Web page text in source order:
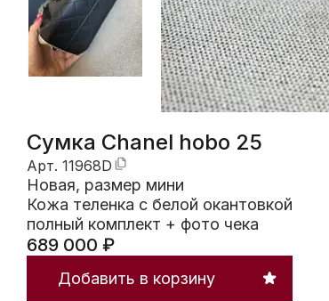
Сумка Chanel hobo 25
Арт. 11968D
Новая, размер мини
Кожа теленка с белой окантовкой
полный комплект + фото чека
689 000 ₽
Добавить в корзину